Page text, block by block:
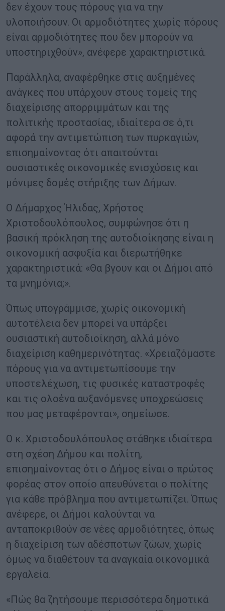
δεν έχουν τους πόρους για να την
υλοποιήσουν. Οι αρμοδιότητες χωρίς πόρους
είναι αρμοδιότητες που δεν μπορούν να
υποστηριχθούν», ανέφερε χαρακτηριστικά.
Παράλληλα, αναφέρθηκε στις αυξημένες
ανάγκες που υπάρχουν στους τομείς της
διαχείρισης απορριμμάτων και της
πολιτικής προστασίας, ιδιαίτερα σε ό,τι
αφορά την αντιμετώπιση των πυρκαγιών,
επισημαίνοντας ότι απαιτούνται
ουσιαστικές οικονομικές ενισχύσεις και
μόνιμες δομές στήριξης των Δήμων.
Ο Δήμαρχος Ήλιδας, Χρήστος
Χριστοδουλόπουλος, συμφώνησε ότι η
βασική πρόκληση της αυτοδιοίκησης είναι η
οικονομική ασφυξία και διερωτήθηκε
χαρακτηριστικά: «Θα βγουν και οι Δήμοι από
τα μνημόνια;».
Όπως υπογράμμισε, χωρίς οικονομική
αυτοτέλεια δεν μπορεί να υπάρξει
ουσιαστική αυτοδιοίκηση, αλλά μόνο
διαχείριση καθημερινότητας. «Χρειαζόμαστε
πόρους για να αντιμετωπίσουμε την
υποστελέχωση, τις φυσικές καταστροφές
και τις ολοένα αυξανόμενες υποχρεώσεις
που μας μεταφέρονται», σημείωσε.
Ο κ. Χριστοδουλόπουλος στάθηκε ιδιαίτερα
στη σχέση Δήμου και πολίτη,
επισημαίνοντας ότι ο Δήμος είναι ο πρώτος
φορέας στον οποίο απευθύνεται ο πολίτης
για κάθε πρόβλημα που αντιμετωπίζει. Όπως
ανέφερε, οι Δήμοι καλούνται να
ανταποκριθούν σε νέες αρμοδιότητες, όπως
η διαχείριση των αδέσποτων ζώων, χωρίς
όμως να διαθέτουν τα αναγκαία οικονομικά
εργαλεία.
«Πώς θα ζητήσουμε περισσότερα δημοτικά